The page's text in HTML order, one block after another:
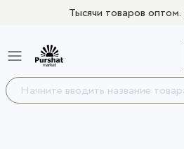
Тысячи товаров оптом.